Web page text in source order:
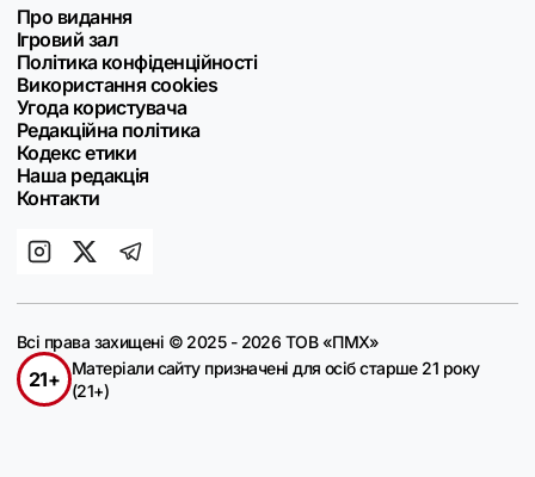
Про видання
Ігровий зал
Політика конфіденційності
Використання cookies
Угода користувача
Редакційна політика
Кодекс етики
Наша редакція
Контакти
Всі права захищені © 2025 - 2026 ТОВ «ПМХ»
21+
Матеріали сайту призначені для осіб старше 21 року
(21+)